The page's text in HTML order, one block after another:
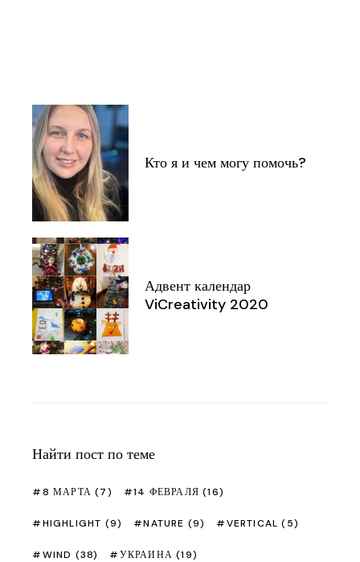
Кто я и чем могу помочь?
Адвент календар
ViCreativity 2020
Найти пост по теме
8 МАРТА (7) 14 ФЕВРАЛЯ (16)
HIGHLIGHT (9) NATURE (9) VERTICAL (5)
WIND (38) УКРАИНА (19)